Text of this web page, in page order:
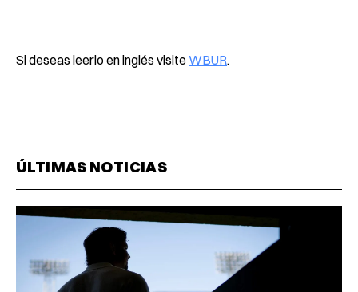
Si deseas leerlo en inglés visiteWBUR.
ÚLTIMAS NOTICIAS